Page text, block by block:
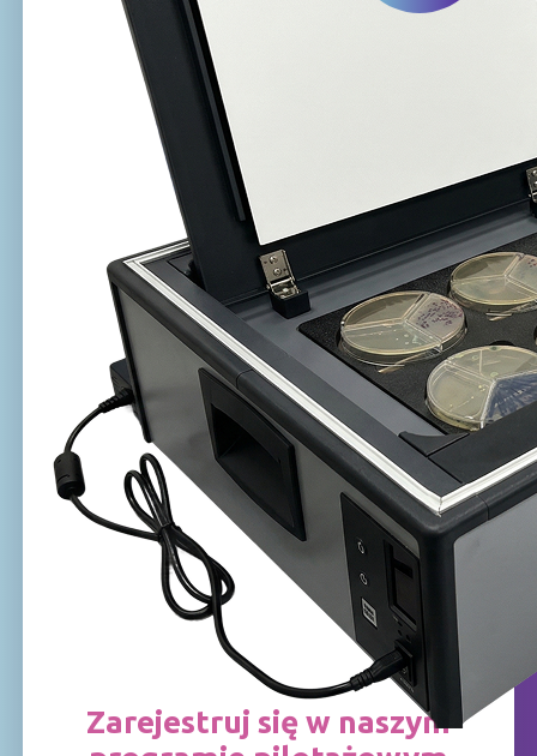
Zarejestruj się w naszym